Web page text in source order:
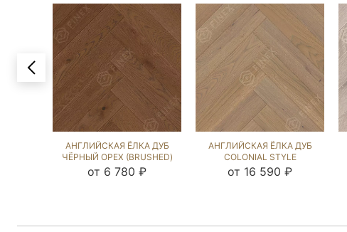
АНГЛИЙСКАЯ ЁЛКА ДУБ
ЧЁРНЫЙ ОРЕХ (BRUSHED)
136528
от 6 780 ₽
АНГЛИЙСКАЯ ЁЛКА ДУБ
COLONIAL STYLE
(BRUSHED) 213651
от 16 590 ₽